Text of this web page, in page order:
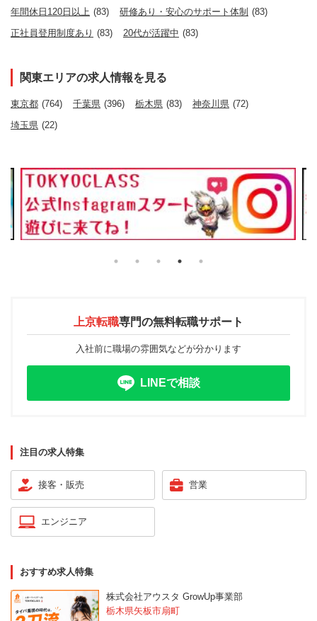
年間休日120日以上 (83) 研修あり・安心のサポート体制 (83)
正社員登用制度あり (83) 20代が活躍中 (83)
関東エリアの求人情報を見る
東京都 (764) 千葉県 (396) 栃木県 (83) 神奈川県 (72)
埼玉県 (22)
上京転職専門の無料転職サポート
入社前に職場の雰囲気などが分かります
LINEで相談
注目の求人特集
接客・販売 営業
エンジニア
おすすめ求人特集
株式会社アウスタ GrowUp事業部
栃木県矢板市扇町